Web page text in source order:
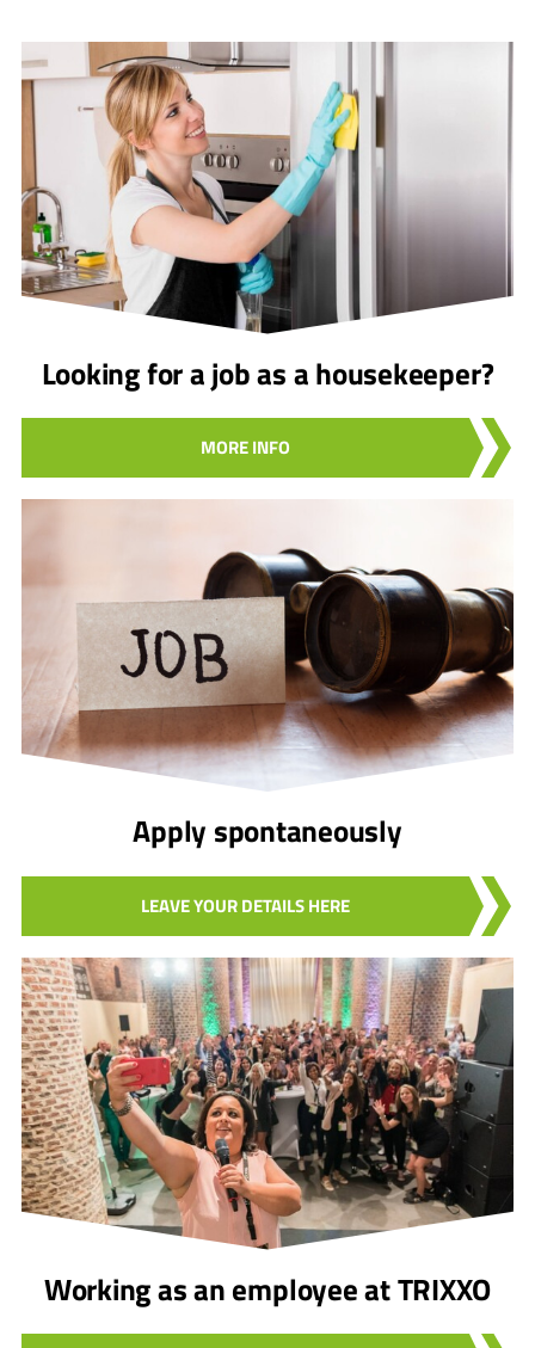
Looking for a job as a housekeeper?
MORE INFO
Apply spontaneously
LEAVE YOUR DETAILS HERE
Working as an employee at TRIXXO